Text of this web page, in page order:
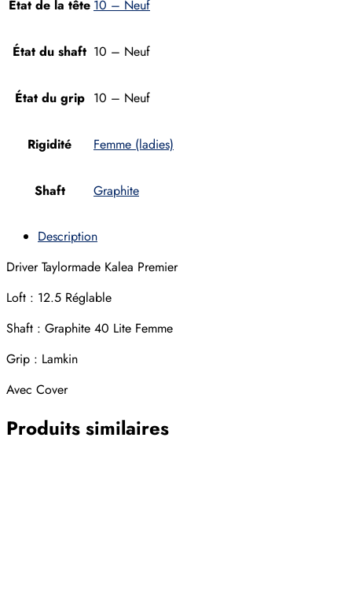
État de la tête 10 – Neuf
État du shaft 10 – Neuf
État du grip 10 – Neuf
Rigidité Femme (ladies)
Shaft Graphite
Description
Driver Taylormade Kalea Premier
Loft : 12.5 Réglable
Shaft : Graphite 40 Lite Femme
Grip : Lamkin
Avec Cover
Produits similaires